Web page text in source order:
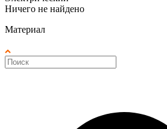
Ничего не найдено
Материал